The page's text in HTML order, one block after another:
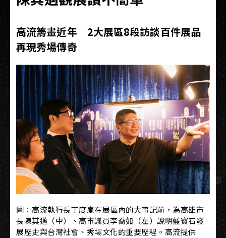
高流籌畫近年 2大展區8段訪談百件展品
再現秀場傳奇
圖：高流執行長丁度嵐在展區內的大事記前，為高雄市
長陳其邁（中）、高市議員李喬如（左）說明藍寶石發
展歷史與台灣社會、秀場文化的重要歷程。高流提供